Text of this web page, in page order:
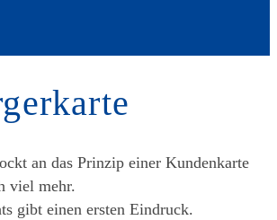
an das Prinzip einer Kundenkarte
viel mehr.
gibt einen ersten Eindruck.